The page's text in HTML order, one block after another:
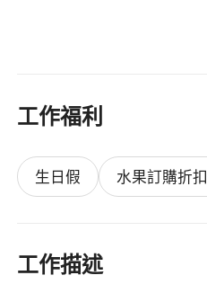
工作福利
生日假 水果訂購折扣
工作描述